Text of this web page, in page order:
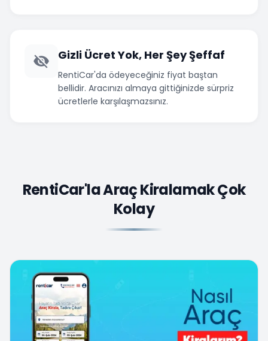
Gizli Ücret Yok, Her Şey Şeffaf
RentiCar'da ödeyeceğiniz fiyat baştan
bellidir. Aracınızı almaya gittiğinizde sürpriz
ücretlerle karşılaşmazsınız.
RentiCar'la Araç Kiralamak Çok
Kolay